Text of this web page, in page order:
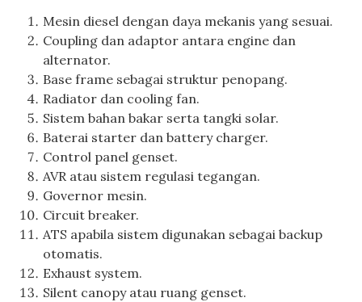
Mesin diesel dengan daya mekanis yang sesuai.
Coupling dan adaptor antara engine dan
alternator.
Base frame sebagai struktur penopang.
Radiator dan cooling fan.
Sistem bahan bakar serta tangki solar.
Baterai starter dan battery charger.
Control panel genset.
AVR atau sistem regulasi tegangan.
Governor mesin.
Circuit breaker.
ATS apabila sistem digunakan sebagai backup
otomatis.
Exhaust system.
Silent canopy atau ruang genset.